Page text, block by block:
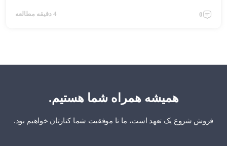
0 4 دقیقه مطالعه
همیشه همراه شما هستیم.
فروش شروع یک تعهد است، ما تا موفقیت شما کنارتان خواهیم بود.